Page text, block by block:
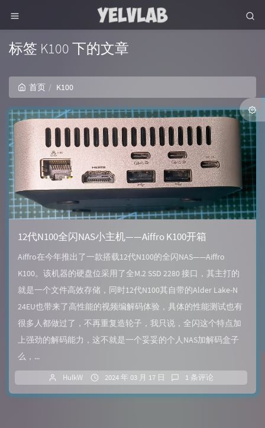
标签 K100 下的文章
首页 K100
12代N100全闪NAS小主机——Aiffro K100开箱
Aiffro在今年推出了一款搭载12代N100的全闪NAS——Aiffro
K100。该机器的硬盘位采用了全M.2 SSD 2280 接口，其主打的
就是一个文件高效存储，同时12代N100其自带的Alder Lake-N
24EU也带来了高性能的视频编解码体验，具体的性能测试也有
很多人都做过了，不再重复造轮子，我只说，全闪这个特点加
上强劲的解码能力，这不就是一个妥妥的个人NAS加解码盒子
么，...
HulkW 2024 年 03 月 17 日 1 条评论